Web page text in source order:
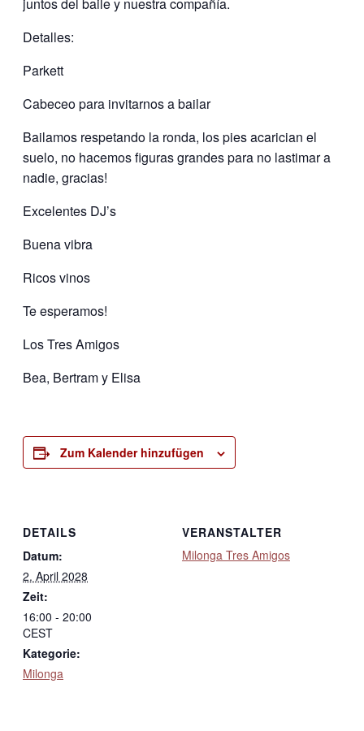
Detalles:
Parkett
Cabeceo para invitarnos a bailar
Bailamos respetando la ronda, los pies acarician el
suelo, no hacemos figuras grandes para no lastimar a
nadie, gracias!
Excelentes DJ’s
Buena vibra
Ricos vinos
Te esperamos!
Los Tres Amigos
Bea, Bertram y Elisa
Zum Kalender hinzufügen
DETAILS
Datum:
2. April 2028
Zeit:
16:00 - 20:00
CEST
Kategorie:
Milonga
VERANSTALTER
Milonga Tres Amigos